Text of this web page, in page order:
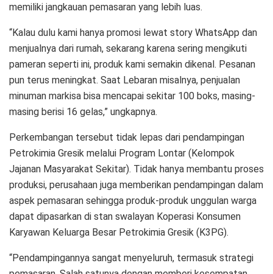
memiliki jangkauan pemasaran yang lebih luas.
“Kalau dulu kami hanya promosi lewat story WhatsApp dan
menjualnya dari rumah, sekarang karena sering mengikuti
pameran seperti ini, produk kami semakin dikenal. Pesanan
pun terus meningkat. Saat Lebaran misalnya, penjualan
minuman markisa bisa mencapai sekitar 100 boks, masing-
masing berisi 16 gelas,” ungkapnya.
Perkembangan tersebut tidak lepas dari pendampingan
Petrokimia Gresik melalui Program Lontar (Kelompok
Jajanan Masyarakat Sekitar). Tidak hanya membantu proses
produksi, perusahaan juga memberikan pendampingan dalam
aspek pemasaran sehingga produk-produk unggulan warga
dapat dipasarkan di stan swalayan Koperasi Konsumen
Karyawan Keluarga Besar Petrokimia Gresik (K3PG).
“Pendampingannya sangat menyeluruh, termasuk strategi